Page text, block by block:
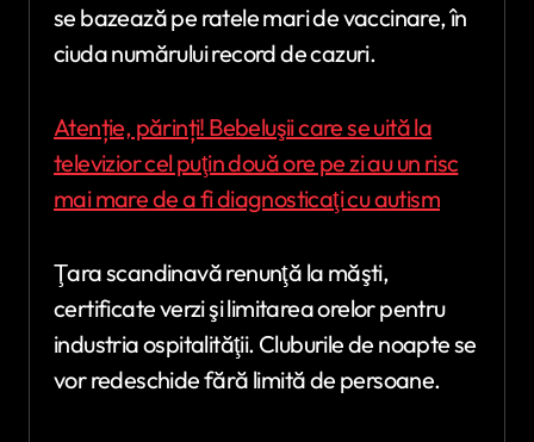
se bazează pe ratele mari de vaccinare, în
ciuda numărului record de cazuri.
Atenție, părinți! Bebeluşii care se uită la
televizior cel puţin două ore pe zi au un risc
mai mare de a fi diagnosticaţi cu autism
Ţara scandinavă renunţă la măşti,
certificate verzi şi limitarea orelor pentru
industria ospitalităţii. Cluburile de noapte se
vor redeschide fără limită de persoane.